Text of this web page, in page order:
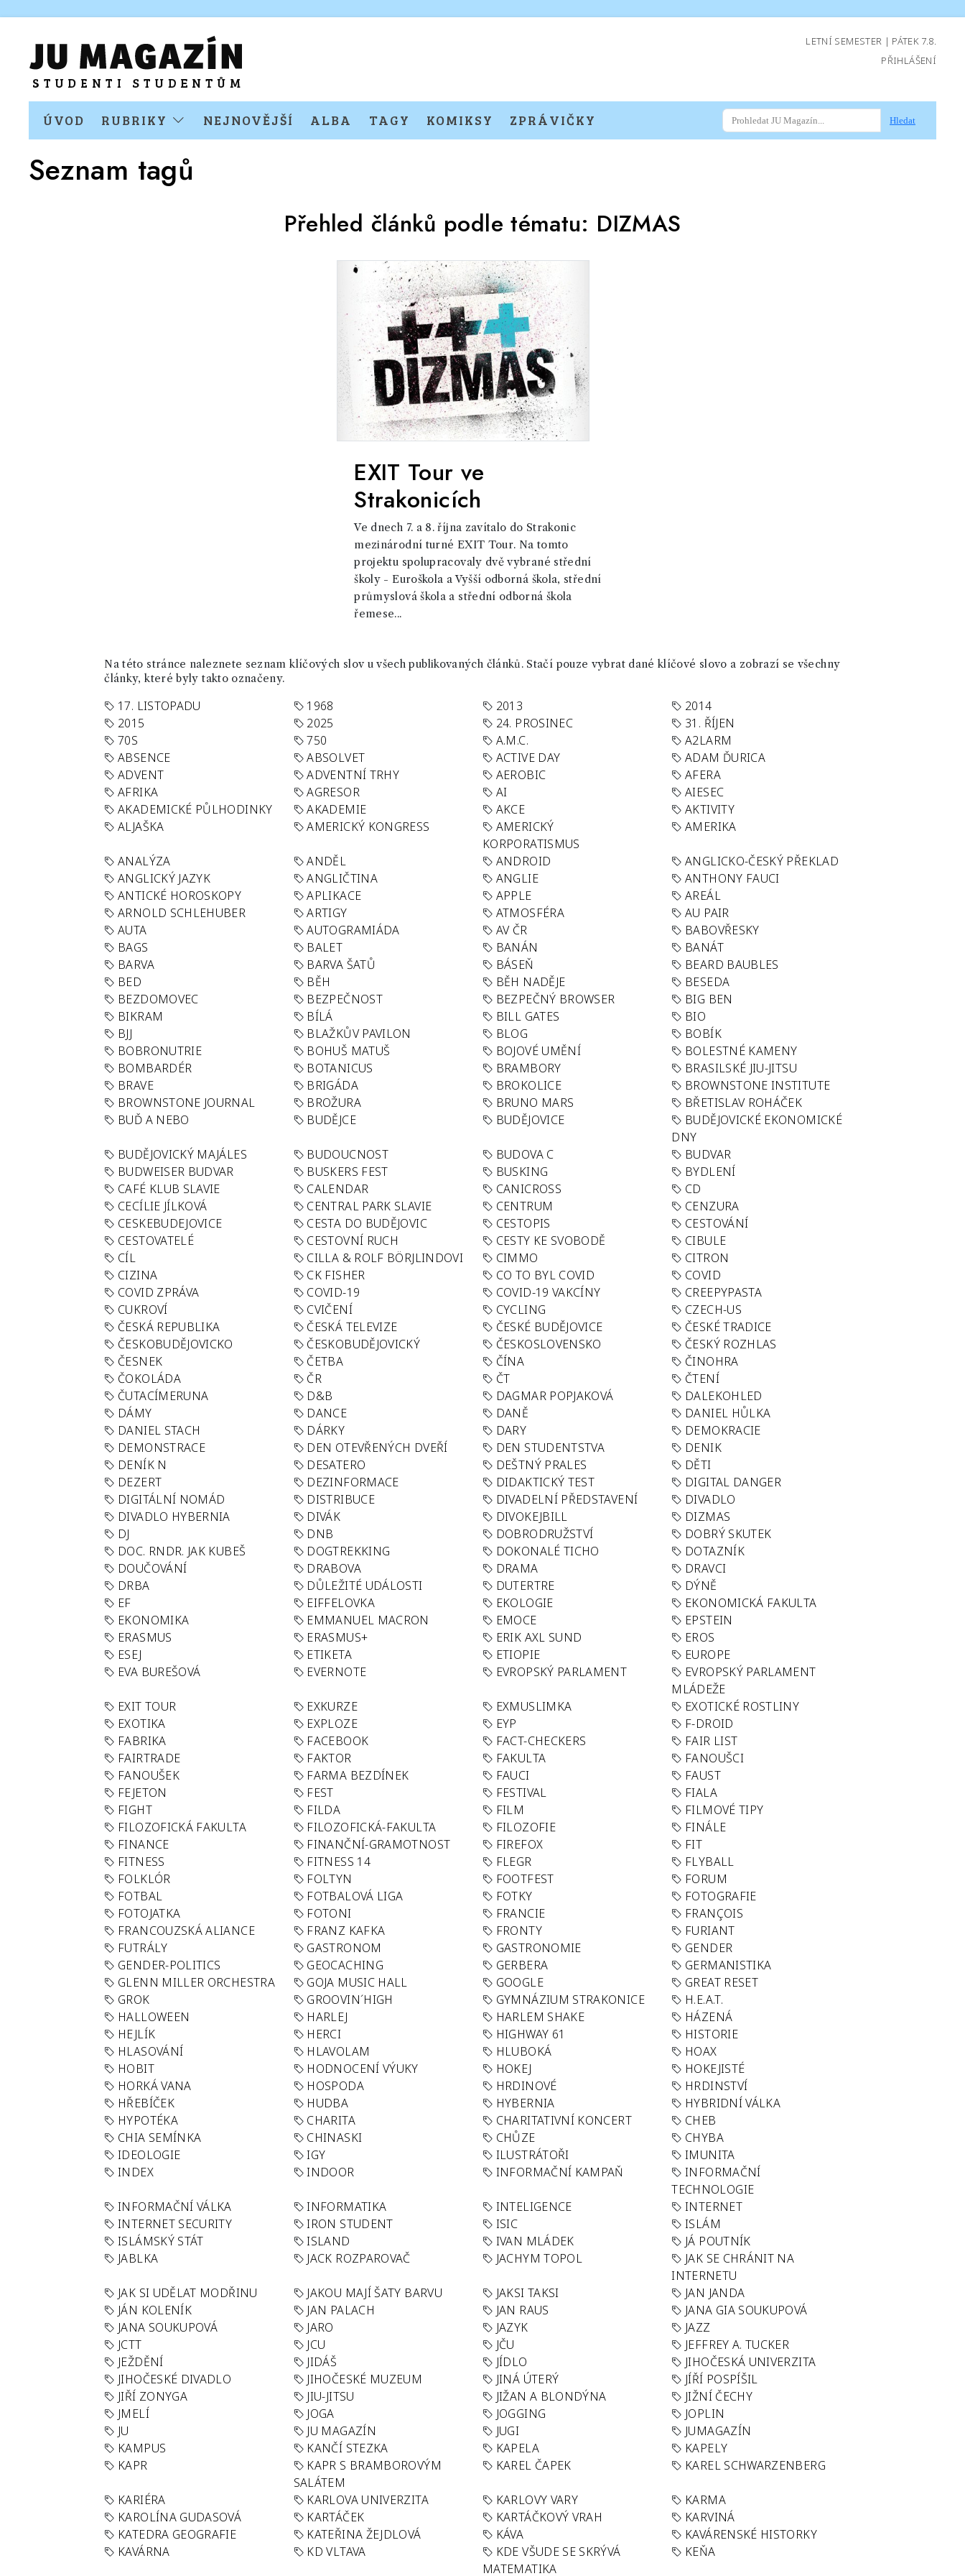
LETNÍ SEMESTER | PÁTEK 7.8.
PŘIHLÁŠENÍ
ÚVOD RUBRIKY NEJNOVĚJŠÍ ALBA TAGY KOMIKSY ZPRÁVIČKY Hledat
Seznam tagů
Přehled článků podle tématu: DIZMAS
EXIT Tour ve
Strakonicích
Ve dnech 7. a 8. října zavítalo do Strakonic
mezinárodní turné EXIT Tour. Na tomto
projektu spolupracovaly dvě vybrané střední
školy - Euroškola a Vyšší odborná škola, střední
průmyslová škola a střední odborná škola
řemese...
Na této stránce naleznete seznam klíčových slov u všech publikovaných článků. Stačí pouze vybrat dané klíčové slovo a zobrazí se všechny
články, které byly takto označeny.
17. LISTOPADU 1968 2013
2014
2015
2025 24. PROSINEC
31. ŘÍJEN
70S
750 A.M.C.
A2LARM
ABSENCE
ABSOLVET ACTIVE DAY
ADAM ĎURICA
ADVENT
ADVENTNÍ TRHY AEROBIC
AFERA
AFRIKA
AGRESOR AI
AIESEC
AKADEMICKÉ PŮLHODINKY
AKADEMIE AKCE
AKTIVITY
ALJAŠKA
AMERICKÝ KONGRESS
AMERICKÝ
KORPORATISMUS
AMERIKA
ANALÝZA ANDĚL ANDROID
ANGLICKO-ČESKÝ PŘEKLAD
ANGLICKÝ JAZYK
ANGLIČTINA ANGLIE
ANTHONY FAUCI
ANTICKÉ HOROSKOPY
APLIKACE APPLE
AREÁL
ARNOLD SCHLEHUBER
ARTIGY ATMOSFÉRA
AU PAIR
AUTA
AUTOGRAMIÁDA AV ČR
BABOVŘESKY
BAGS
BALET BANÁN
BANÁT
BARVA
BARVA ŠATŮ BÁSEŇ
BEARD BAUBLES
BED
BĚH BĚH NADĚJE
BESEDA
BEZDOMOVEC
BEZPEČNOST BEZPEČNÝ BROWSER
BIG BEN
BIKRAM
BÍLÁ BILL GATES
BIO
BJJ
BLAŽKŮV PAVILON BLOG
BOBÍK
BOBRONUTRIE
BOHUŠ MATUŠ BOJOVÉ UMĚNÍ
BOLESTNÉ KAMENY
BOMBARDÉR
BOTANICUS BRAMBORY
BRASILSKÉ JIU-JITSU
BRAVE
BRIGÁDA BROKOLICE
BROWNSTONE INSTITUTE
BROWNSTONE JOURNAL
BROŽURA BRUNO MARS
BŘETISLAV ROHÁČEK
BUĎ A NEBO
BUDĚJCE BUDĚJOVICE
BUDĚJOVICKÉ EKONOMICKÉ
DNY
BUDĚJOVICKÝ MAJÁLES
BUDOUCNOST BUDOVA C
BUDVAR
BUDWEISER BUDVAR
BUSKERS FEST BUSKING
BYDLENÍ
CAFÉ KLUB SLAVIE
CALENDAR CANICROSS
CD
CECÍLIE JÍLKOVÁ
CENTRAL PARK SLAVIE CENTRUM
CENZURA
CESKEBUDEJOVICE
CESTA DO BUDĚJOVIC CESTOPIS
CESTOVÁNÍ
CESTOVATELÉ
CESTOVNÍ RUCH CESTY KE SVOBODĚ
CIBULE
CÍL
CILLA & ROLF BÖRJLINDOVI CIMMO
CITRON
CIZINA
CK FISHER CO TO BYL COVID
COVID
COVID ZPRÁVA
COVID-19 COVID-19 VAKCÍNY
CREEPYPASTA
CUKROVÍ
CVIČENÍ CYCLING
CZECH-US
ČESKÁ REPUBLIKA
ČESKÁ TELEVIZE ČESKÉ BUDĚJOVICE
ČESKÉ TRADICE
ČESKOBUDĚJOVICKO
ČESKOBUDĚJOVICKÝ ČESKOSLOVENSKO
ČESKÝ ROZHLAS
ČESNEK
ČETBA ČÍNA
ČINOHRA
ČOKOLÁDA
ČR ČT
ČTENÍ
ČUTACÍMERUNA
D&B DAGMAR POPJAKOVÁ
DALEKOHLED
DÁMY
DANCE DANĚ
DANIEL HŮLKA
DANIEL STACH
DÁRKY DARY
DEMOKRACIE
DEMONSTRACE
DEN OTEVŘENÝCH DVEŘÍ DEN STUDENTSTVA
DENIK
DENÍK N
DESATERO DEŠTNÝ PRALES
DĚTI
DEZERT
DEZINFORMACE DIDAKTICKÝ TEST
DIGITAL DANGER
DIGITÁLNÍ NOMÁD
DISTRIBUCE DIVADELNÍ PŘEDSTAVENÍ
DIVADLO
DIVADLO HYBERNIA
DIVÁK DIVOKEJBILL
DIZMAS
DJ
DNB DOBRODRUŽSTVÍ
DOBRÝ SKUTEK
DOC. RNDR. JAK KUBEŠ
DOGTREKKING DOKONALÉ TICHO
DOTAZNÍK
DOUČOVÁNÍ
DRABOVA DRAMA
DRAVCI
DRBA
DŮLEŽITÉ UDÁLOSTI DUTERTRE
DÝNĚ
EF
EIFFELOVKA EKOLOGIE
EKONOMICKÁ FAKULTA
EKONOMIKA
EMMANUEL MACRON EMOCE
EPSTEIN
ERASMUS
ERASMUS+ ERIK AXL SUND
EROS
ESEJ
ETIKETA ETIOPIE
EUROPE
EVA BUREŠOVÁ
EVERNOTE EVROPSKÝ PARLAMENT
EVROPSKÝ PARLAMENT
MLÁDEŽE
EXIT TOUR
EXKURZE EXMUSLIMKA
EXOTICKÉ ROSTLINY
EXOTIKA
EXPLOZE EYP
F-DROID
FABRIKA
FACEBOOK FACT-CHECKERS
FAIR LIST
FAIRTRADE
FAKTOR FAKULTA
FANOUŠCI
FANOUŠEK
FARMA BEZDÍNEK FAUCI
FAUST
FEJETON
FEST FESTIVAL
FIALA
FIGHT
FILDA FILM
FILMOVÉ TIPY
FILOZOFICKÁ FAKULTA
FILOZOFICKÁ-FAKULTA FILOZOFIE
FINÁLE
FINANCE
FINANČNÍ-GRAMOTNOST FIREFOX
FIT
FITNESS
FITNESS 14 FLEGR
FLYBALL
FOLKLÓR
FOLTYN FOOTFEST
FORUM
FOTBAL
FOTBALOVÁ LIGA FOTKY
FOTOGRAFIE
FOTOJATKA
FOTONI FRANCIE
FRANÇOIS
FRANCOUZSKÁ ALIANCE
FRANZ KAFKA FRONTY
FURIANT
FUTRÁLY
GASTRONOM GASTRONOMIE
GENDER
GENDER-POLITICS
GEOCACHING GERBERA
GERMANISTIKA
GLENN MILLER ORCHESTRA
GOJA MUSIC HALL GOOGLE
GREAT RESET
GROK
GROOVIN´HIGH GYMNÁZIUM STRAKONICE
H.E.A.T.
HALLOWEEN
HARLEJ HARLEM SHAKE
HÁZENÁ
HEJLÍK
HERCI HIGHWAY 61
HISTORIE
HLASOVÁNÍ
HLAVOLAM HLUBOKÁ
HOAX
HOBIT
HODNOCENÍ VÝUKY HOKEJ
HOKEJISTÉ
HORKÁ VANA
HOSPODA HRDINOVÉ
HRDINSTVÍ
HŘEBÍČEK
HUDBA HYBERNIA
HYBRIDNÍ VÁLKA
HYPOTÉKA
CHARITA CHARITATIVNÍ KONCERT
CHEB
CHIA SEMÍNKA
CHINASKI CHŮZE
CHYBA
IDEOLOGIE
IGY ILUSTRÁTOŘI
IMUNITA
INDEX
INDOOR INFORMAČNÍ KAMPAŇ
INFORMAČNÍ
TECHNOLOGIE
INFORMAČNÍ VÁLKA
INFORMATIKA INTELIGENCE
INTERNET
INTERNET SECURITY
IRON STUDENT ISIC
ISLÁM
ISLÁMSKÝ STÁT
ISLAND IVAN MLÁDEK
JÁ POUTNÍK
JABLKA
JACK ROZPAROVAČ JACHYM TOPOL
JAK SE CHRÁNIT NA
INTERNETU
JAK SI UDĚLAT MODŘINU
JAKOU MAJÍ ŠATY BARVU JAKSI TAKSI
JAN JANDA
JÁN KOLENÍK
JAN PALACH JAN RAUS
JANA GIA SOUKUPOVÁ
JANA SOUKUPOVÁ
JARO JAZYK
JAZZ
JCTT
JCU JČU
JEFFREY A. TUCKER
JEŽDĚNÍ
JIDÁŠ JÍDLO
JIHOČESKÁ UNIVERZITA
JIHOČESKÉ DIVADLO
JIHOČESKÉ MUZEUM JINÁ ÚTERÝ
JÍŘÍ POSPÍŠIL
JIŘÍ ZONYGA
JIU-JITSU JIŽAN A BLONDÝNA
JIŽNÍ ČECHY
JMELÍ
JOGA JOGGING
JOPLIN
JU
JU MAGAZÍN JUGI
JUMAGAZÍN
KAMPUS
KANČÍ STEZKA KAPELA
KAPELY
KAPR
KAPR S BRAMBOROVÝM
SALÁTEM
KAREL ČAPEK KAREL SCHWARZENBERG
KARIÉRA KARLOVA UNIVERZITA KARLOVY VARY
KARMA
KAROLÍNA GUDASOVÁ
KARTÁČEK KARTÁČKOVÝ VRAH
KARVINÁ
KATEDRA GEOGRAFIE
KATEŘINA ŽEJDLOVÁ KÁVA
KAVÁRENSKÉ HISTORKY
KAVÁRNA
KD VLTAVA
KDE VŠUDE SE SKRÝVÁ
MATEMATIKA
KEŇA